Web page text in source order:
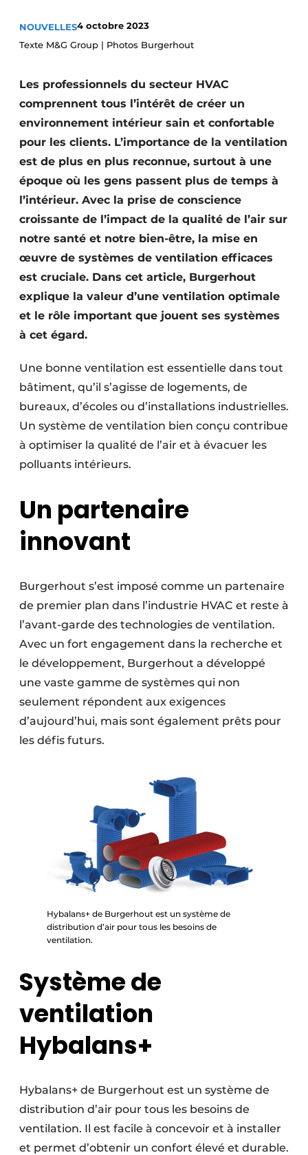
S’inscrire
Video’s
NOUVELLES4 octobre 2023
Texte M&G Group | Photos Burgerhout
Les professionnels du secteur HVAC
comprennent tous l’intérêt de créer un
environnement intérieur sain et confortable
pour les clients. L’importance de la ventilation
est de plus en plus reconnue, surtout à une
époque où les gens passent plus de temps à
l’intérieur. Avec la prise de conscience
croissante de l’impact de la qualité de l’air sur
notre santé et notre bien-être, la mise en
œuvre de systèmes de ventilation efficaces
est cruciale. Dans cet article, Burgerhout
explique la valeur d’une ventilation optimale
et le rôle important que jouent ses systèmes
à cet égard.
Une bonne ventilation est essentielle dans tout
bâtiment, qu’il s’agisse de logements, de
bureaux, d’écoles ou d’installations industrielles.
Un système de ventilation bien conçu contribue
à optimiser la qualité de l’air et à évacuer les
polluants intérieurs.
Un partenaire
innovant
Burgerhout s’est imposé comme un partenaire
de premier plan dans l’industrie HVAC et reste à
l’avant-garde des technologies de ventilation.
Avec un fort engagement dans la recherche et
le développement, Burgerhout a développé
une vaste gamme de systèmes qui non
seulement répondent aux exigences
d’aujourd’hui, mais sont également prêts pour
les défis futurs.
Hybalans+ de Burgerhout est un système de
distribution d’air pour tous les besoins de
ventilation.
Système de
ventilation
Hybalans+
Hybalans+ de Burgerhout est un système de
distribution d’air pour tous les besoins de
ventilation. Il est facile à concevoir et à installer
et permet d’obtenir un confort élevé et durable.